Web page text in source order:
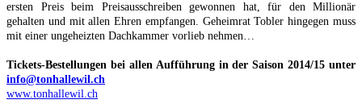
ersten Preis beim Preisausschreiben gewonnen hat, für den Millionär
gehalten und mit allen Ehren empfangen. Geheimrat Tobler hingegen muss
mit einer ungeheizten Dachkammer vorlieb nehmen…
Tickets-Bestellungen bei allen Aufführung in der Saison 2014/15 unter
info@tonhallewil.ch
www.tonhallewil.ch